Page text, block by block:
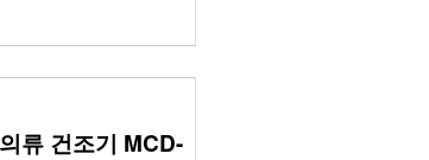
류 건조기 MCD-